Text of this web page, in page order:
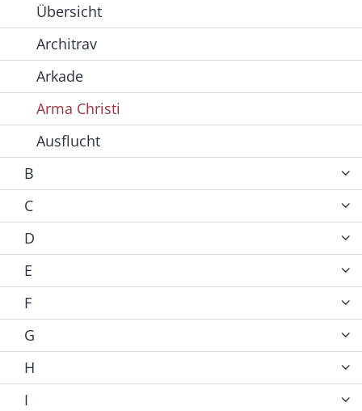
Übersicht
Architrav
Arkade
Arma Christi
Ausflucht
B
C
D
E
F
G
H
I